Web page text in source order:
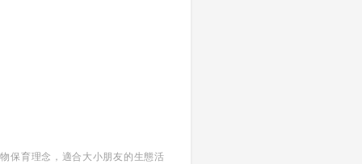
保育理念，適合大小朋友的生態活